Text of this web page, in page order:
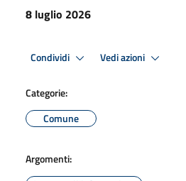
8 luglio 2026
Condividi Vedi azioni
Categorie:
Comune
Argomenti: